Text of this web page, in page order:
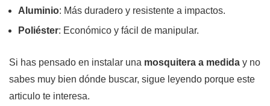
Aluminio: Más duradero y resistente a impactos.
Poliéster: Económico y fácil de manipular.
Si has pensado en instalar una mosquitera a medida y no
sabes muy bien dónde buscar, sigue leyendo porque este
articulo te interesa.